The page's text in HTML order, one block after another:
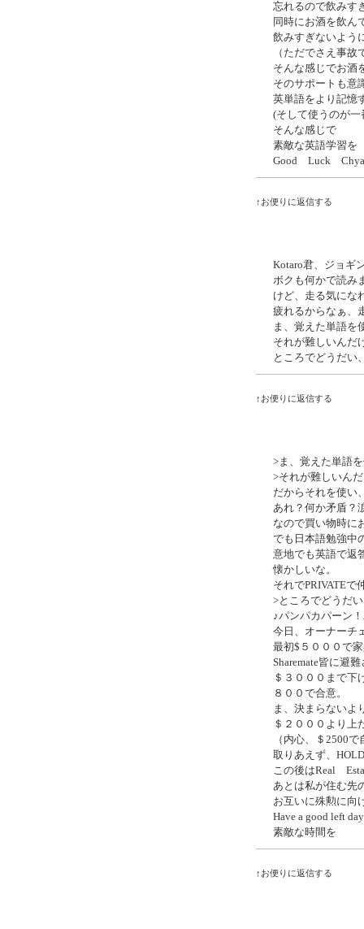
忘れるので飲みす
同時にお酒を飲ん
飲みすぎないよう
（ただでさえ事
そんな感じでお酒
そのサポートも意
英単語をより記憶
(そして使うのが一
そんな感じで
素敵な英語学習を
Good Luck
↑お便りに返信する
Kotaro君、ジョギ
ボクも何かで読み
けど、走る気にな
疲れるからなぁ、
ま、覚えた単語を
それが難しいんだ
ところでどうだい
↑お便りに返信する
>ま、覚えた単語
>それが難しいん
だからそれを使い
あれ？何か矛盾？
なので買い物時に
でも日本語勉強中
意地でも英語で返
懐かしいな。
それでPRIVATEで
>ところでどうだ
♪パンパカパーン
今日、オーナーチ
最初$５０００で
Sharemate皆に避
＄３０００まで下
８００で合意。
ま、決まらないよ
＄２０００より上
（内心、＄2500
取りあえず、
この後はReal
あとは私が住む先
お互いに殊勲に向
Have a good left
素敵な時間を
↑お便りに返信する